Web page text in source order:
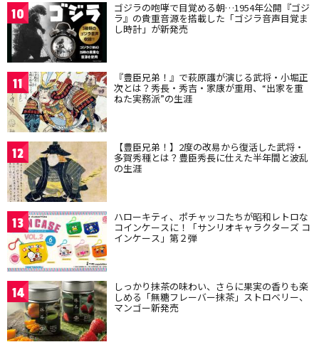
10 ゴジラの咆哮で目覚める朝…1954年公開『ゴジ
ラ』の貴重音源を搭載した「ゴジラ音声目覚ま
し時計」が新発売
11 『豊臣兄弟！』で萩原護が演じる武将・小堀正
次とは？秀長・秀吉・家康が重用、“出家を重
ねた実務派”の生涯
12 【豊臣兄弟！】2度の改易から復活した武将・
多賀秀種とは？豊臣秀長に仕えた半年間と波乱
の生涯
13 ハローキティ、ポチャッコたちが昭和レトロな
コインケースに！「サンリオキャラクターズ コ
インケース」第２弾
14 しっかり抹茶の味わい、さらに果実の香りも楽
しめる「無糖フレーバー抹茶」ストロベリー、
マンゴー新発売